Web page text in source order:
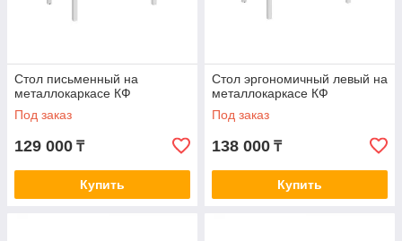
Стол письменный на
металлокаркасе КФ
Под заказ
129 000 ₸
Купить
Стол эргономичный левый на
металлокаркасе КФ
Под заказ
138 000 ₸
Купить